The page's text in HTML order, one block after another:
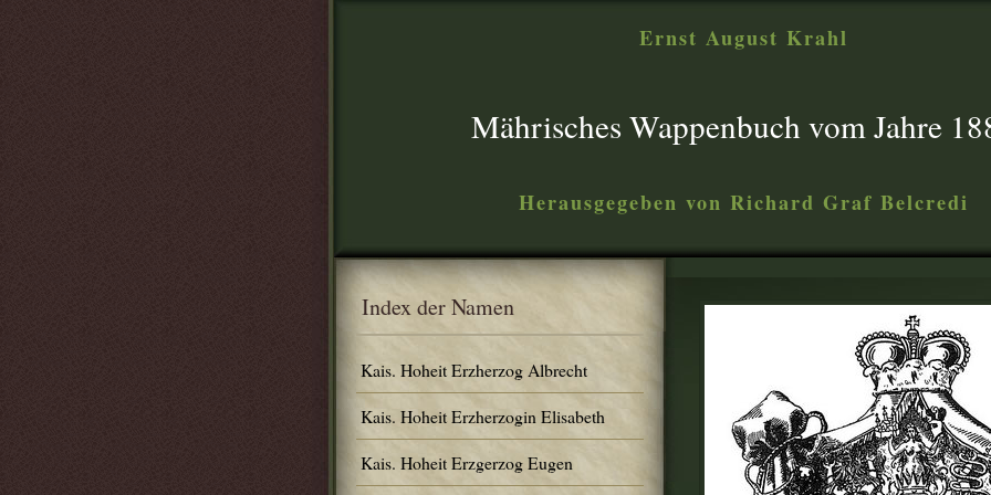
Ernst August Krahl
Mährisches Wappenbuch vom Jahre
Herausgegeben von Richard Graf Belcredi
Index der Namen
Kais. Hoheit Erzherzog Albrecht
Kais. Hoheit Erzherzogin Elisabeth
Kais. Hoheit Erzgerzog Eugen